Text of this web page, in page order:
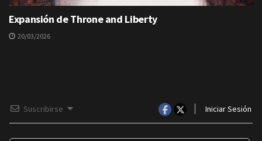
Expansión de Throne and Liberty
20/03/2026
Suscribirse Iniciar Sesión